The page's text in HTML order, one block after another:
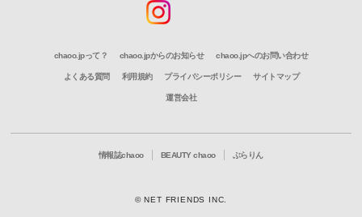
chaoo.jpって？ chaoo.jpからのお知らせ chaoo.jpへのお問い合わせ
よくある質問 利用規約 プライバシーポリシー サイトマップ
運営会社
情報誌chaoo BEAUTY chaoo ぶらりん
© NET FRIENDS INC.